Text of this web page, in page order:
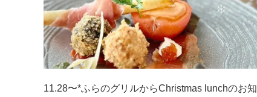
11.28〜*ふらのグリルからChristmas lunchのお知